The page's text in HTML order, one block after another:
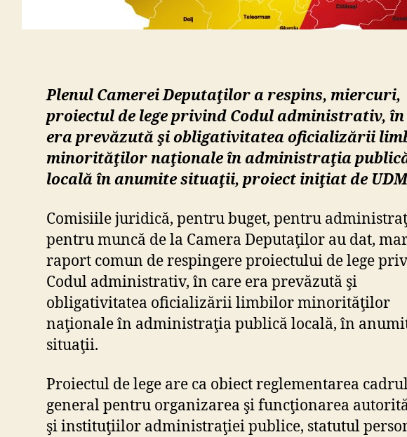
Plenul Camerei Deputaţilor a respins, miercuri,
proiectul de lege privind Codul administrativ,
era prevăzută şi obligativitatea oficializării
minorităţilor naţionale în administraţia
locală în anumite situaţii, proiect iniţiat de
Comisiile juridică, pentru buget, pentru
pentru muncă de la Camera Deputaţilor au dat,
raport comun de respingere proiectului de lege
Codul administrativ, în care era prevăzută şi
obligativitatea oficializării limbilor minorităţilor
naţionale în administraţia publică locală, în
situaţii.
Proiectul de lege are ca obiect reglementarea
general pentru organizarea şi funcţionarea
şi instituţiilor administraţiei publice, statutul